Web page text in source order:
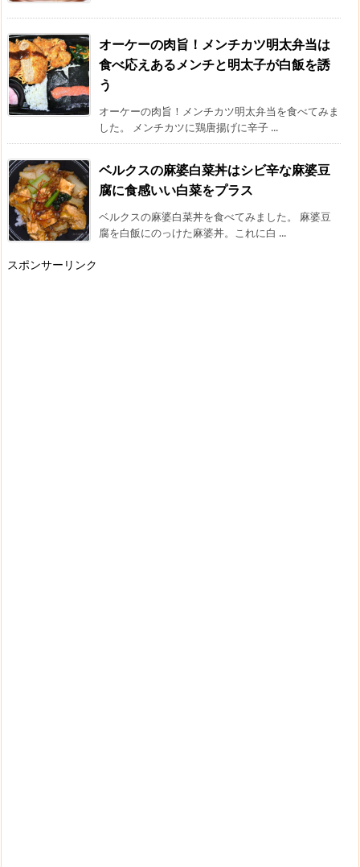
オーケーの肉旨！メンチカツ明太弁当は
食べ応えあるメンチと明太子が白飯を誘
う
オーケーの肉旨！メンチカツ明太弁当を食べてみま
した。 メンチカツに鶏唐揚げに辛子 ...
ベルクスの麻婆白菜丼はシビ辛な麻婆豆
腐に食感いい白菜をプラス
ベルクスの麻婆白菜丼を食べてみました。 麻婆豆
腐を白飯にのっけた麻婆丼。これに白 ...
スポンサーリンク